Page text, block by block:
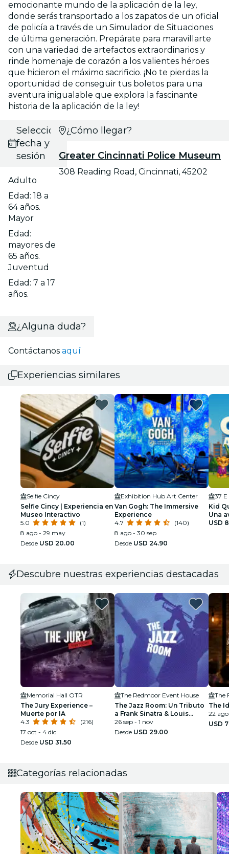
emocionante mundo de la aplicación de la ley,
donde serás transportado a los zapatos de un oficial
de policía a través de un Simulador de Situaciones
de última generación. Prepárate para maravillarte
con una variedad de artefactos extraordinarios y
rinde homenaje de corazón a los valientes héroes
que hicieron el máximo sacrificio. ¡No te pierdas la
oportunidad de conseguir tus boletos para una
aventura inigualable que explora la fascinante
historia de la aplicación de la ley!
Selecciona
fecha y
sesión
Adulto
Edad: 18 a
64 años.
Mayor
Edad:
mayores de
65 años.
Juventud
Edad: 7 a 17
años.
¿Cómo llegar?
Greater Cincinnati Police Museum
308 Reading Road, Cincinnati, 45202
¿Alguna duda?
Contáctanos aquí
Experiencias similares
Selfie Cincy
Selfie Cincy | Experiencia en
Museo Interactivo
5.0
(1)
8 ago - 29 may
Desde USD 20.00
Exhibition Hub Art Center
Van Gogh: The Immersive
Experience
4.7
(140)
8 ago - 30 sep
Desde USD 24.90
37
Kid
Una
USD
Descubre nuestras experiencias destacadas
Memorial Hall OTR
The Jury Experience –
Muerte por IA
4.3
(216)
17 oct - 4 dic
Desde USD 31.50
The Redmoor Event House
The Jazz Room: Un Tributo
a Frank Sinatra & Louis
Armstrong
26 sep - 1 nov
Desde USD 29.00
The
The
22
USD
Categorías relacionadas